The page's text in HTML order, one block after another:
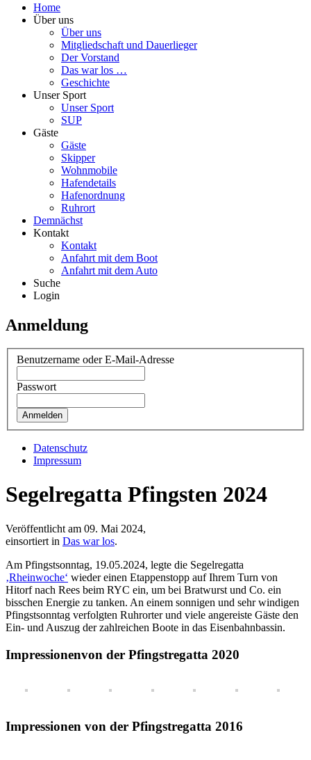
Home
Über uns
Über uns
Mitgliedschaft und Dauerlieger
Der Vorstand
Das war los …
Geschichte
Unser Sport
Unser Sport
SUP
Gäste
Gäste
Skipper
Wohnmobile
Hafendetails
Hafenordnung
Ruhrort
Demnächst
Kontakt
Kontakt
Anfahrt mit dem Boot
Anfahrt mit dem Auto
Suche
Login
Anmeldung
Benutzername oder E-Mail-Adresse
Passwort
Datenschutz
Impressum
Segelregatta Pfingsten 2024
Veröffentlicht am 09. Mai 2024,
einsortiert in Das war los.
Am Pfingstsonntag, 19.05.2024, legte die Segelregatta
‚Rheinwoche‘ wieder einen Etappenstopp auf Ihrem Turn von
Hitorf nach Rees beim RYC ein, um bei Bratwurst und Co. ein
bisschen Energie zu tanken. An einem sonnigen und sehr windigen
Pfingstsonntag verfolgten Ruhrorter und viele angereiste Gäste den
Ein- und Auszug der zahlreichen Boote in das Eisenbahnbassin.
Impressionenvon der Pfingstregatta 2020
Impressionen von der Pfingstregatta 2016